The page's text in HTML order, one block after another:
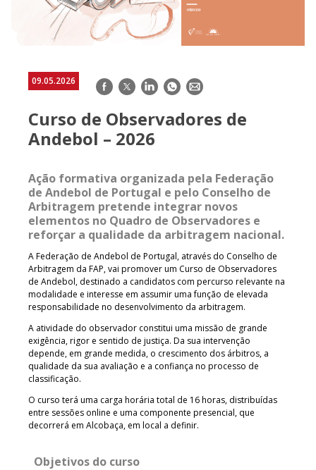
09.05.2026 Facebook
TwitterLinkedInWhatsApp
E-
Curso de Observadores de
Andebol – 2026
Ação formativa organizada pela Federação
de Andebol de Portugal e pelo Conselho de
Arbitragem pretende integrar novos
elementos no Quadro de Observadores e
reforçar a qualidade da arbitragem nacional.
A Federação de Andebol de Portugal, através do Conselho de
Arbitragem da FAP, vai promover um Curso de Observadores
de Andebol, destinado a candidatos com percurso relevante na
modalidade e interesse em assumir uma função de elevada
responsabilidade no desenvolvimento da arbitragem.
A atividade do observador constitui uma missão de grande
exigência, rigor e sentido de justiça. Da sua intervenção
depende, em grande medida, o crescimento dos árbitros, a
qualidade da sua avaliação e a confiança no processo de
classificação.
O curso terá uma carga horária total de 16 horas, distribuídas
entre sessões online e uma componente presencial, que
decorrerá em Alcobaça, em local a definir.
Objetivos do curso